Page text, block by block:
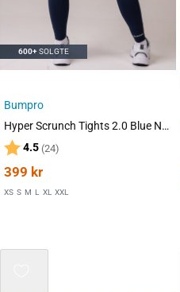
600+SOLGTE
Bumpro
Hyper Scrunch Tights 2.0 Blue Navy
Karakter:
4.5 (24)
399 kr
XS S M L XL XXL